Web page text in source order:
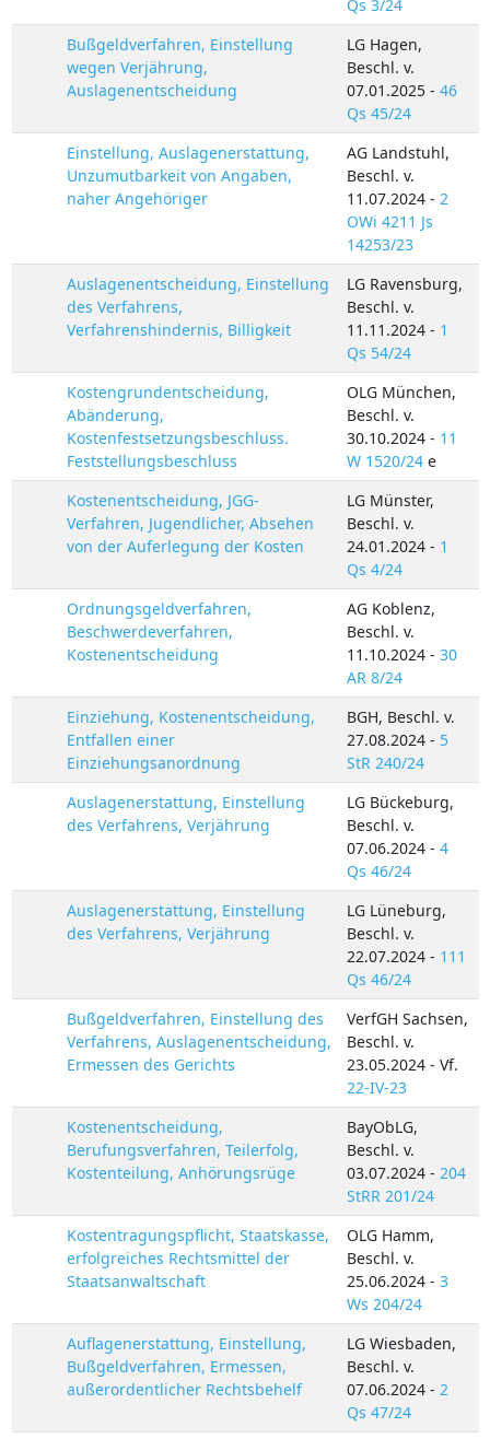
Qs 3/24
Bußgeldverfahren, Einstellung
wegen Verjährung,
Auslagenentscheidung
LG Hagen,
Beschl. v.
07.01.2025 - 46
Qs 45/24
Einstellung, Auslagenerstattung,
Unzumutbarkeit von Angaben,
naher Angehöriger
AG Landstuhl,
Beschl. v.
11.07.2024 - 2
OWi 4211 Js
14253/23
Auslagenentscheidung, Einstellung
des Verfahrens,
Verfahrenshindernis, Billigkeit
LG Ravensburg,
Beschl. v.
11.11.2024 - 1
Qs 54/24
Kostengrundentscheidung,
Abänderung,
Kostenfestsetzungsbeschluss.
Feststellungsbeschluss
OLG München,
Beschl. v.
30.10.2024 - 11
W 1520/24e
Kostenentscheidung, JGG-
Verfahren, Jugendlicher, Absehen
von der Auferlegung der Kosten
LG Münster,
Beschl. v.
24.01.2024 - 1
Qs 4/24
Ordnungsgeldverfahren,
Beschwerdeverfahren,
Kostenentscheidung
AG Koblenz,
Beschl. v.
11.10.2024 - 30
AR 8/24
Einziehung, Kostenentscheidung,
Entfallen einer
Einziehungsanordnung
BGH, Beschl. v.
27.08.2024 - 5
StR 240/24
Auslagenerstattung, Einstellung
des Verfahrens, Verjährung
LG Bückeburg,
Beschl. v.
07.06.2024 - 4
Qs 46/24
Auslagenerstattung, Einstellung
des Verfahrens, Verjährung
LG Lüneburg,
Beschl. v.
22.07.2024 - 111
Qs 46/24
Bußgeldverfahren, Einstellung des
Verfahrens, Auslagenentscheidung,
Ermessen des Gerichts
VerfGH Sachsen,
Beschl. v.
23.05.2024 - Vf.
22-IV-23
Kostenentscheidung,
Berufungsverfahren, Teilerfolg,
Kostenteilung, Anhörungsrüge
BayObLG,
Beschl. v.
03.07.2024 - 204
StRR 201/24
Kostentragungspflicht, Staatskasse,
erfolgreiches Rechtsmittel der
Staatsanwaltschaft
OLG Hamm,
Beschl. v.
25.06.2024 - 3
Ws 204/24
Auflagenerstattung, Einstellung,
Bußgeldverfahren, Ermessen,
außerordentlicher Rechtsbehelf
LG Wiesbaden,
Beschl. v.
07.06.2024 - 2
Qs 47/24